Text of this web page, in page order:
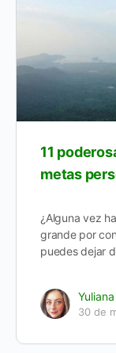
11
metas
¿Alguna vez
grande por
puedes dejar
Yuliana
30 de